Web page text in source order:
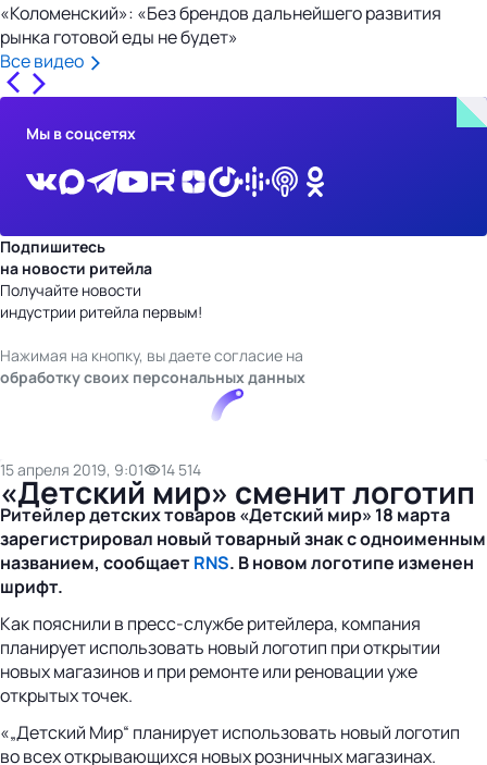
«Коломенский»: «Без брендов дальнейшего развития
рынка готовой еды не будет»
Все видео
Мы в соцсетях
Подпишитесь
на новости ритейла
Получайте новости
индустрии ритейла первым!
Нажимая на кнопку, вы даете согласие на
обработку своих персональных данных
15 апреля 2019, 9:01 14 514
«Детский мир» сменит логотип
Ритейлер детских товаров «Детский мир» 18 марта
зарегистрировал новый товарный знак с одноименным
названием, сообщаетRNS. В новом логотипе изменен
шрифт.
Как пояснили в пресс-службе ритейлера, компания
планирует использовать новый логотип при открытии
новых магазинов и при ремонте или реновации уже
открытых точек.
«„Детский Мир“ планирует использовать новый логотип
во всех открывающихся новых розничных магазинах.